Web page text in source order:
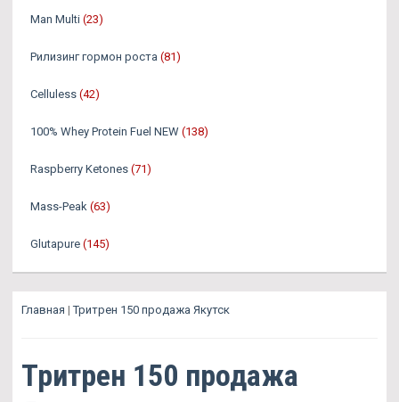
Man Multi (23)
Рилизинг гормон роста (81)
Celluless (42)
100% Whey Protein Fuel NEW (138)
Raspberry Ketones (71)
Mass-Peak (63)
Glutapure (145)
Главная |Тритрен 150 продажа Якутск
Тритрен 150 продажа